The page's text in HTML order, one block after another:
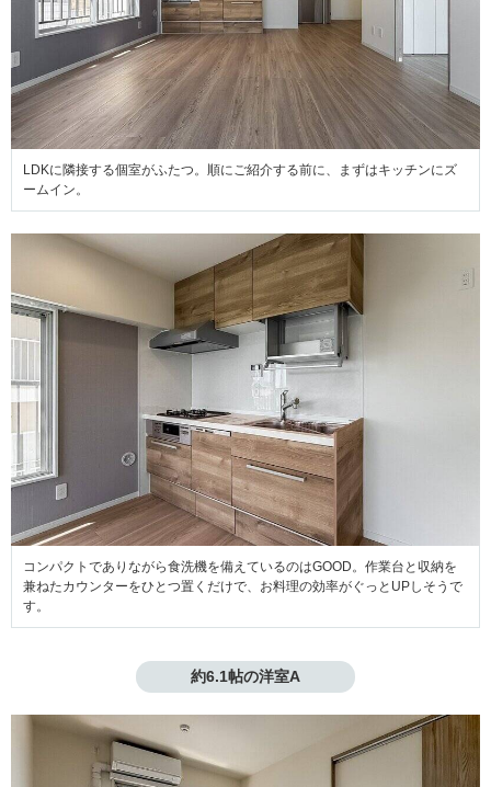
LDKに隣接する個室がふたつ。順にご紹介する前に、まずはキッチンにズ
ームイン。
コンパクトでありながら食洗機を備えているのはGOOD。作業台と収納を
兼ねたカウンターをひとつ置くだけで、お料理の効率がぐっとUPしそうで
す。
約6.1帖の洋室A